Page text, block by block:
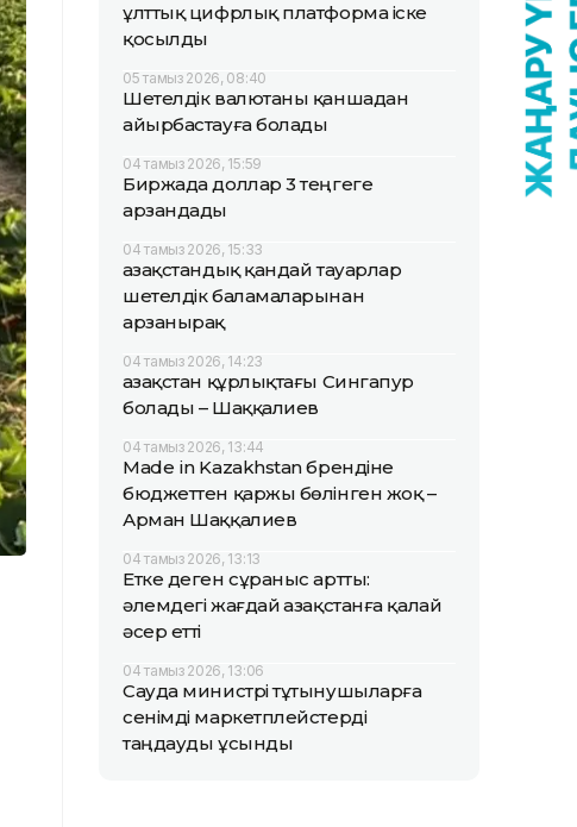
ұлттық цифрлық платформа іске
қосылды
05 тамыз 2026, 08:40
Шетелдік валютаны қаншадан
айырбастауға болады
04 тамыз 2026, 15:59
Биржада доллар 3 теңгеге
арзандады
04 тамыз 2026, 15:33
Қазақстандық қандай тауарлар
шетелдік баламаларынан
арзанырақ
04 тамыз 2026, 14:23
Қазақстан құрлықтағы Сингапур
болады – Шаққалиев
04 тамыз 2026, 13:44
Made in Kazakhstan брендіне
бюджеттен қаржы бөлінген жоқ –
Арман Шаққалиев
04 тамыз 2026, 13:13
Етке деген сұраныс артты:
әлемдегі жағдай Қазақстанға қалай
әсер етті
04 тамыз 2026, 13:06
Сауда министрі тұтынушыларға
сенімді маркетплейстерді
таңдауды ұсынды